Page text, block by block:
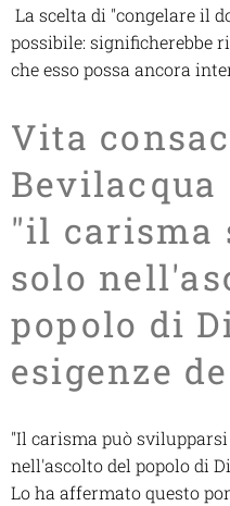
La scelta di "congelare il
possibile: significherebbe
che esso possa ancora
Vita
"il carisma
solo
popolo di
esigenze
"Il carisma può
nell'ascolto del popolo di
Lo ha affermato questo